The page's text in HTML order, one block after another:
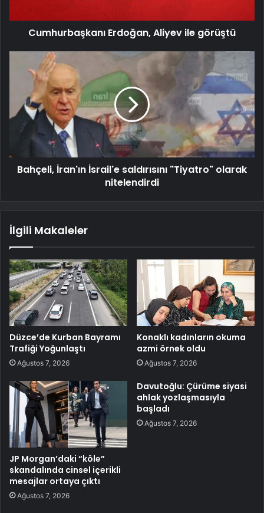
Cumhurbaşkanı Erdoğan, Aliyev ile görüştü
Bahçeli, İran'ın İsrail'e saldırısını "Tiyatro" olarak
nitelendirdi
İlgili Makaleler
Düzce’de Kurban Bayramı
Trafiği Yoğunlaştı
Ağustos 7, 2026
Konaklı kadınların okuma
azmi örnek oldu
Ağustos 7, 2026
JP Morgan’daki “köle”
skandalında cinsel içerikli
mesajlar ortaya çıktı
Ağustos 7, 2026
Davutoğlu: Çürüme siyasi
ahlak yozlaşmasıyla
başladı
Ağustos 7, 2026